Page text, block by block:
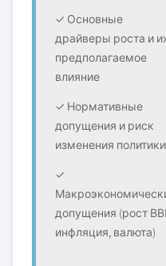
✓ Основные
драйверы роста и
предполагаемое
влияние
✓ Нормативные
допущения и риск
изменения политики
✓
допущения (рост
инфляция, валюта)